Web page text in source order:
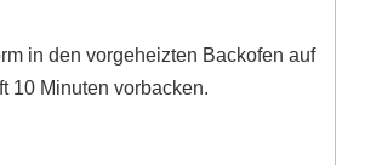
in den vorgeheizten Backofen auf
10 Minuten vorbacken.